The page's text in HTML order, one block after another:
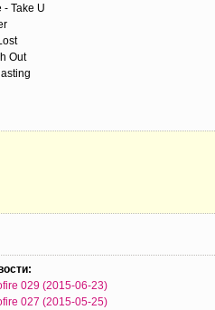
- Take U
Out
029 (2015-06-23)
027 (2015-05-25)